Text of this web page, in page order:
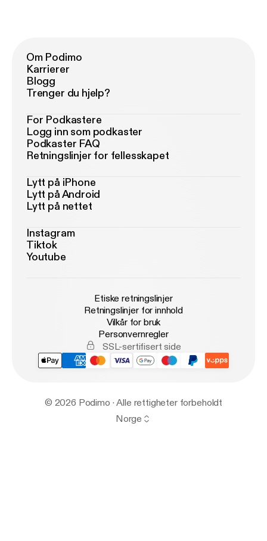
Om Podimo
Karrierer
Blogg
Trenger du hjelp?
For Podkastere
Logg inn som podkaster
Podkaster FAQ
Retningslinjer for fellesskapet
Lytt på iPhone
Lytt på Android
Lytt på nettet
Instagram
Tiktok
Youtube
Etiske retningslinjer
Retningslinjer for innhold
Vilkår for bruk
Personvernregler
SSL-sertifisert side
© 2026 Podimo · Alle rettigheter forbeholdt
Norge